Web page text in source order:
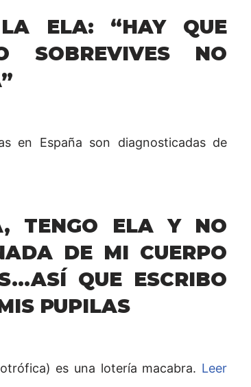
ELA: “HAY QUE
SOBREVIVES NO
en España son diagnosticadas de
TENGO ELA Y NO
DE MI CUERPO
QUE ESCRIBO
PUPILAS
es una lotería macabra. Leer